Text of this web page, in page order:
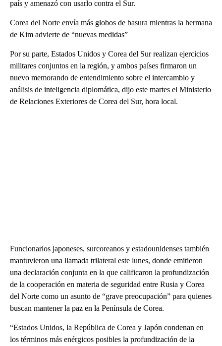
país y amenazó con usarlo contra el Sur.
Corea del Norte envía más globos de basura mientras la hermana
de Kim advierte de “nuevas medidas”
Por su parte, Estados Unidos y Corea del Sur realizan ejercicios
militares conjuntos en la región, y ambos países firmaron un
nuevo memorando de entendimiento sobre el intercambio y
análisis de inteligencia diplomática, dijo este martes el Ministerio
de Relaciones Exteriores de Corea del Sur, hora local.
Funcionarios japoneses, surcoreanos y estadounidenses también
mantuvieron una llamada trilateral este lunes, donde emitieron
una declaración conjunta en la que calificaron la profundización
de la cooperación en materia de seguridad entre Rusia y Corea
del Norte como un asunto de “grave preocupación” para quienes
buscan mantener la paz en la Península de Corea.
“Estados Unidos, la República de Corea y Japón condenan en
los términos más enérgicos posibles la profundización de la